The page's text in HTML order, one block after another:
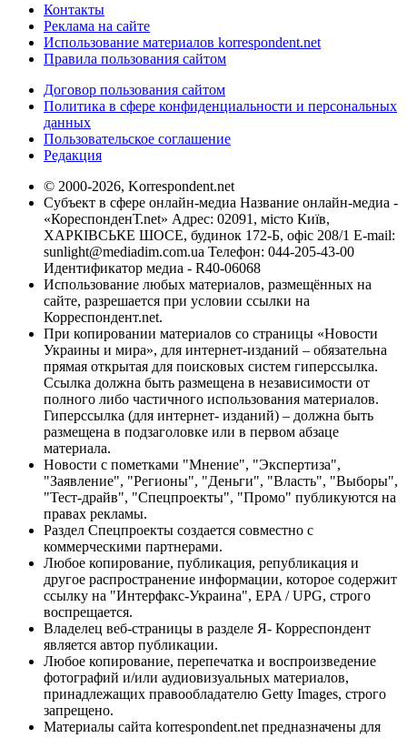
Контакты
Реклама на сайте
Использование материалов korrespondent.net
Правила пользования сайтом
Договор пользования сайтом
Политика в сфере конфиденциальности и персональных
данных
Пользовательское соглашение
Редакция
© 2000-2026, Korrespondent.net
Субъект в сфере онлайн-медиа Название онлайн-медиа -
«КореспонденТ.net» Адрес: 02091, місто Київ,
ХАРКІВСЬКЕ ШОСЕ, будинок 172-Б, офіс 208/1 E-mail:
sunlight@mediadim.com.ua Телефон: 044-205-43-00
Идентификатор медиа - R40-06068
Использование любых материалов, размещённых на
сайте, разрешается при условии ссылки на
Корреспондент.net.
При копировании материалов со страницы «Новости
Украины и мира», для интернет-изданий – обязательна
прямая открытая для поисковых систем гиперссылка.
Ссылка должна быть размещена в независимости от
полного либо частичного использования материалов.
Гиперссылка (для интернет- изданий) – должна быть
размещена в подзаголовке или в первом абзаце
материала.
Новости с пометками "Мнение", "Экспертиза",
"Заявление", "Регионы", "Деньги", "Власть", "Выборы",
"Тест-драйв", "Спецпроекты", "Промо" публикуются на
правах рекламы.
Раздел Спецпроекты создается совместно с
коммерческими партнерами.
Любое копирование, публикация, републикация и
другое распространение информации, которое содержит
ссылку на "Интерфакс-Украина", EPA / UPG, строго
воспрещается.
Владелец веб-страницы в разделе Я- Корреспондент
является автор публикации.
Любое копирование, перепечатка и воспроизведение
фотографий и/или аудиовизуальных материалов,
принадлежащих правообладателю Getty Images, строго
запрещено.
Материалы сайта korrespondent.net предназначены для